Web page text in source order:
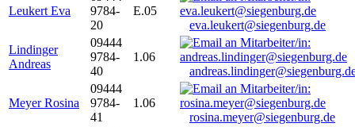
Leukert Eva
9784-
20
E.05
eva.leukert@siegenburg.de
Lindinger
Andreas
09444
9784-
40
1.06
Meyer Rosina
09444
9784-
41
1.06
rosina.meyer@siegenburg.de